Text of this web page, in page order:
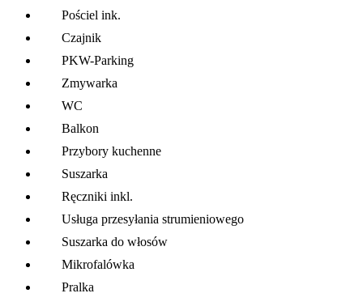
Pościel ink.
Czajnik
PKW-Parking
Zmywarka
WC
Balkon
Przybory kuchenne
Suszarka
Ręczniki inkl.
Usługa przesyłania strumieniowego
Suszarka do włosów
Mikrofalówka
Pralka